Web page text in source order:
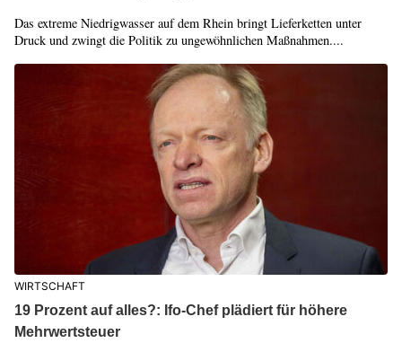
Das extreme Niedrigwasser auf dem Rhein bringt Lieferketten unter
Druck und zwingt die Politik zu ungewöhnlichen Maßnahmen....
WIRTSCHAFT
19 Prozent auf alles?: Ifo-Chef plädiert für höhere
Mehrwertsteuer